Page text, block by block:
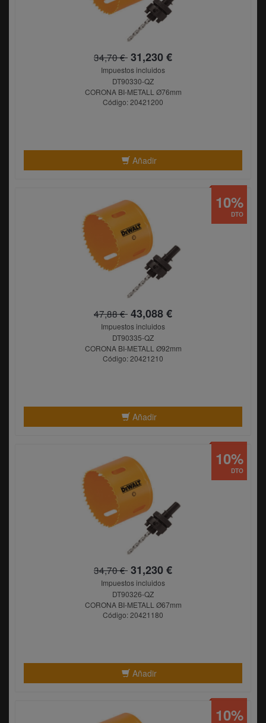
34,70 € 31,230 €
Impuestos incluidos
DT90330-QZ
CORONA BI-METALL Ø76mm
Código: 20421200
Añadir
47,88 € 43,088 €
Impuestos incluidos
DT90335-QZ
CORONA BI-METALL Ø92mm
Código: 20421210
Añadir
DTO
10%
34,70 € 31,230 €
Impuestos incluidos
DT90326-QZ
CORONA BI-METALL Ø67mm
Código: 20421180
Añadir
DTO
10%
10%